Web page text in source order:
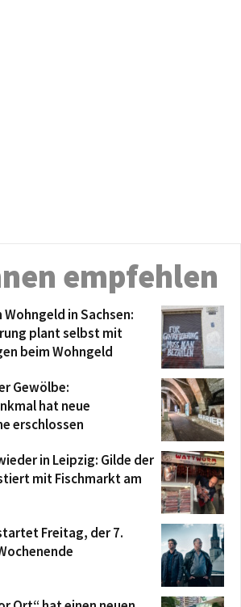
empfehlen
in Sachsen:
plant selbst mit
beim Wohngeld
Gewölbe:
hat neue
erschlossen
in Leipzig: Gilde der
mit Fischmarkt am
Freitag, der 7.